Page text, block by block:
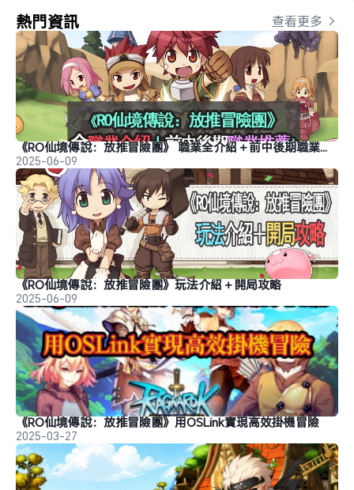
熱門資訊 查看更多
《RO仙境傳說：放推冒險團》 職業全介紹＋前中後期職業推薦＋夥伴搭配攻略
2025-06-09
《RO仙境傳說：放推冒險團》玩法介紹＋開局攻略
2025-06-09
《RO仙境傳說：放推冒險團》用OSLink實現高效掛機冒險
2025-03-27